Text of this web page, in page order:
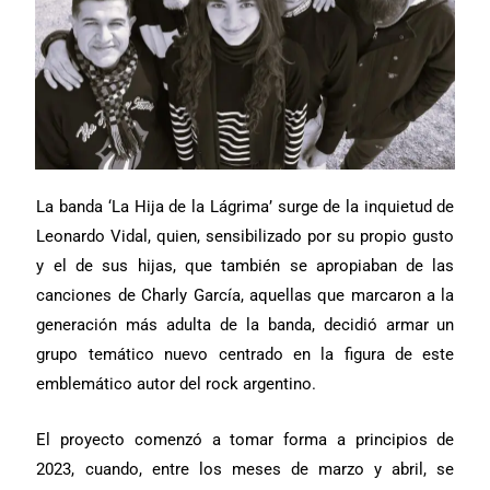
La banda ‘La Hija de la Lágrima’ surge de la inquietud de
Leonardo Vidal, quien, sensibilizado por su propio gusto
y el de sus hijas, que también se apropiaban de las
canciones de Charly García, aquellas que marcaron a la
generación más adulta de la banda, decidió armar un
grupo temático nuevo centrado en la figura de este
emblemático autor del rock argentino.
El proyecto comenzó a tomar forma a principios de
2023, cuando, entre los meses de marzo y abril, se